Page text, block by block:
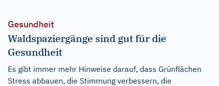
Gesundheit
Waldspaziergänge sind gut für die
Gesundheit
Es gibt immer mehr Hinweise darauf, dass Grünflächen
Stress abbauen, die Stimmung verbessern, die